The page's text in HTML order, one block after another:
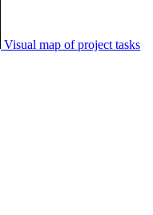
Visual map of project tasks